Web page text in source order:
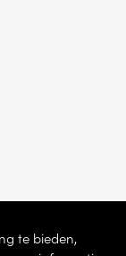
te bieden,